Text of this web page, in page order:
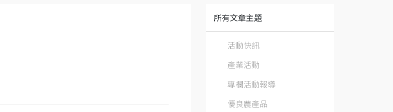
所有文章主題
活動快訊
產業活動
專欄活動報導
優良農產品